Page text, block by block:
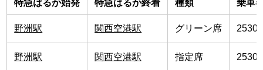
特急はるか始発 特急はるか終着 種類 乗車
野洲駅 関西空港駅 グリーン席 2530
野洲駅 関西空港駅 指定席 2530